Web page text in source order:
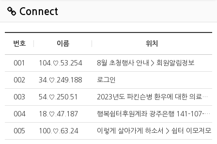
Connect
번호 이름 위치
001 104.♡.53.254 8월 초청행사 안내 > 회원알림정보
002 34.♡.249.188 로그인
003 54.♡.250.51 2023년도 파킨슨병 환우에 대한 의료비 지원사업 실시 안내 > 회원알림정보
004 18.♡.47.187 행복쉼터후원계좌 광주은행 141-107-339265 > 회원알림정보
005 100.♡.63.24 이렇게 살아가게 하소서 > 쉼터 이모저모